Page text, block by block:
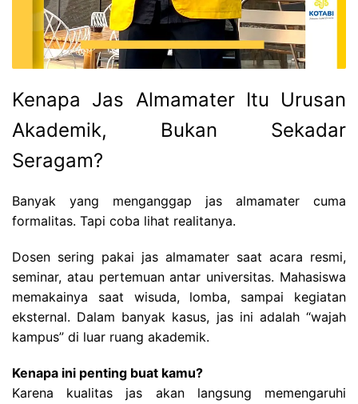
Kenapa Jas Almamater Itu Urusan
Akademik, Bukan Sekadar
Seragam?
Banyak yang menganggap jas almamater cuma
formalitas. Tapi coba lihat realitanya.
Dosen sering pakai jas almamater saat acara resmi,
seminar, atau pertemuan antar universitas. Mahasiswa
memakainya saat wisuda, lomba, sampai kegiatan
eksternal. Dalam banyak kasus, jas ini adalah “wajah
kampus” di luar ruang akademik.
Kenapa ini penting buat kamu?
Karena kualitas jas akan langsung memengaruhi